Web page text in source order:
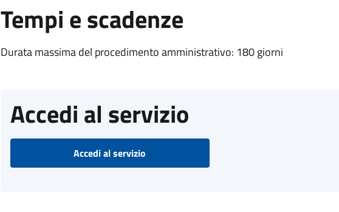
Tempi e scadenze
Durata massima del procedimento amministrativo: 180 giorni
Accedi al servizio
Accedi al servizio